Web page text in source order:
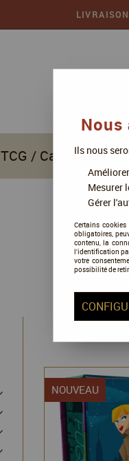
TCG / Cartes à
NOUVEAU
Nous
Ils nous
Mesurer
Gérer
Certains
obligatoires,
contenu, la
l'identification
votre
possibilité de